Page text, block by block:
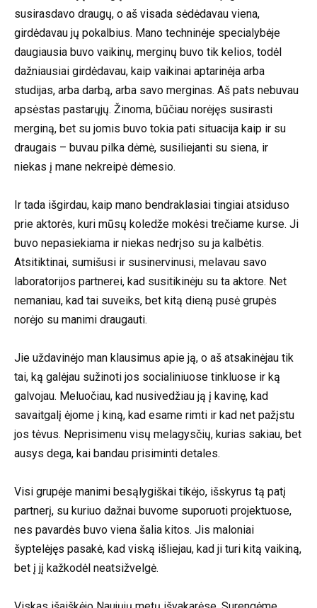
susirasdavo draugų, o aš visada sėdėdavau viena,
girdėdavau jų pokalbius. Mano techninėje specialybėje
daugiausia buvo vaikinų, merginų buvo tik kelios, todėl
dažniausiai girdėdavau, kaip vaikinai aptarinėja arba
studijas, arba darbą, arba savo merginas. Aš pats nebuvau
apsėstas pastarųjų. Žinoma, būčiau norėjęs susirasti
merginą, bet su jomis buvo tokia pati situacija kaip ir su
draugais – buvau pilka dėmė, susiliejanti su siena, ir
niekas į mane nekreipė dėmesio.
Ir tada išgirdau, kaip mano bendraklasiai tingiai atsiduso
prie aktorės, kuri mūsų koledže mokėsi trečiame kurse. Ji
buvo nepasiekiama ir niekas nedrįso su ja kalbėtis.
Atsitiktinai, sumišusi ir susinervinusi, melavau savo
laboratorijos partnerei, kad susitikinėju su ta aktore. Net
nemaniau, kad tai suveiks, bet kitą dieną pusė grupės
norėjo su manimi draugauti.
Jie uždavinėjo man klausimus apie ją, o aš atsakinėjau tik
tai, ką galėjau sužinoti jos socialiniuose tinkluose ir ką
galvojau. Meluočiau, kad nusivedžiau ją į kavinę, kad
savaitgalį ėjome į kiną, kad esame rimti ir kad net pažįstu
jos tėvus. Neprisimenu visų melagysčių, kurias sakiau, bet
ausys dega, kai bandau prisiminti detales.
Visi grupėje manimi besąlygiškai tikėjo, išskyrus tą patį
partnerį, su kuriuo dažnai buvome suporuoti projektuose,
nes pavardės buvo viena šalia kitos. Jis maloniai
šyptelėjęs pasakė, kad viską išliejau, kad ji turi kitą vaikiną,
bet į jį kažkodėl neatsižvelgė.